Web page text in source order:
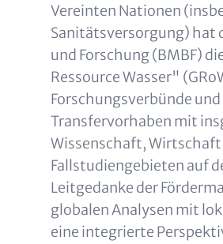
Vereinten Nationen
Sanitätsversorgung) hat
und Forschung (BMBF)
Ressource Wasser"
Forschungsverbünde
Transfervorhaben mit
Wissenschaft,
Fallstudiengebieten auf
Leitgedanke der
globalen Analysen mit
eine integrierte